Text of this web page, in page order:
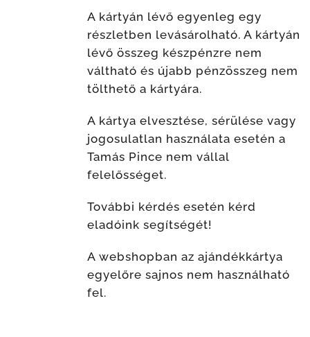
A kártyán lévő egyenleg egy
részletben levásárolható. A kártyán
lévő összeg készpénzre nem
váltható és újabb pénzösszeg nem
tölthető a kártyára.
A kártya elvesztése, sérülése vagy
jogosulatlan használata esetén a
Tamás Pince nem vállal
felelősséget.
További kérdés esetén kérd
eladóink segítségét!
A webshopban az ajándékkártya
egyelőre sajnos nem használható
fel.